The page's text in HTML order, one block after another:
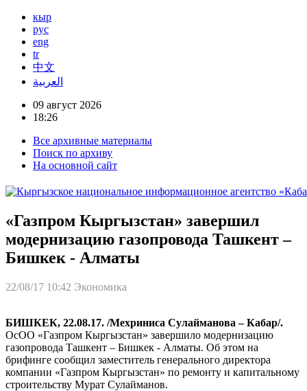
кыр
рус
eng
tr
中文
العربية
09 август 2026
18:26
Все архивные материалы
Поиск по архиву
На основной сайт
«Газпром Кыргызстан» завершил
модернизацию газопровода Ташкент –
Бишкек - Алматы
22/08/17 10:42 Экономика
БИШКЕК, 22.08.17. /Мехриниса Сулайманова – Кабар/.
ОсОО «Газпром Кыргызстан» завершило модернизацию
газопровода Ташкент – Бишкек - Алматы. Об этом на
брифинге сообщил заместитель генерального директора
компании «Газпром Кыргызстан» по ремонту и капитальному
строительству Мурат Сулайманов.